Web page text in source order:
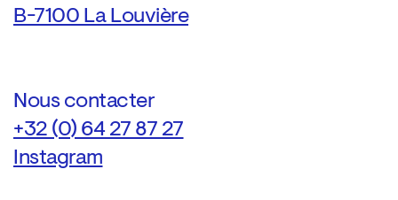
B-7100 La Louvière
Nous contacter
+32 (0) 64 27 87 27
Instagram